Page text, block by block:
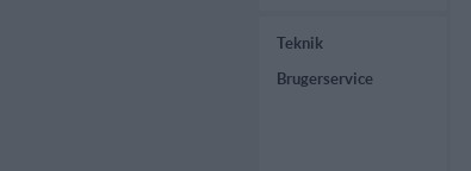
Teknik
Brugerservice